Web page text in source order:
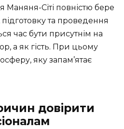
Маняня-Сіті повністю бере
та проведення
час бути присутнім на
а як гість. При цьому
яку запам’ятає
довірити